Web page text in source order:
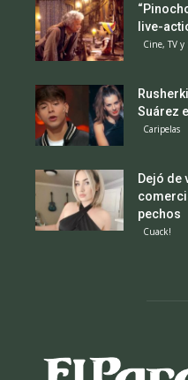
live-
Cine, TV y
Suárez
Caripelas
Dejó de
pechos
Cuack!